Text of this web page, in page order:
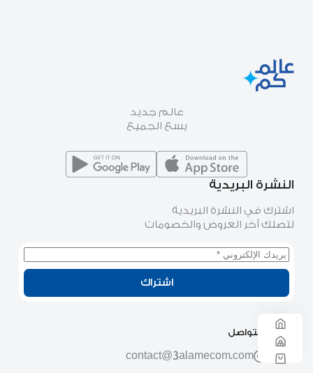
عالم جديد
يسع الجميع
وسائل التواصل
contact@3alamecom.com
النشرة البريدية
اشترك في النشرة البريدية
لتصلك آخر العروض والخصومات
اشتراك